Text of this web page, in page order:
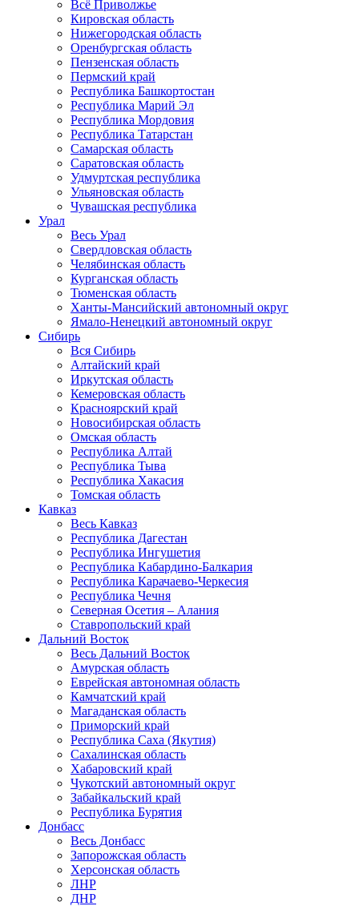
Всё Приволжье
Кировская область
Нижегородская область
Оренбургская область
Пензенская область
Пермский край
Республика Башкортостан
Республика Марий Эл
Республика Мордовия
Республика Татарстан
Самарская область
Саратовская область
Удмуртская республика
Ульяновская область
Чувашская республика
Урал
Весь Урал
Свердловская область
Челябинская область
Курганская область
Тюменская область
Ханты-Мансийский автономный округ
Ямало-Ненецкий автономный округ
Сибирь
Вся Сибирь
Алтайский край
Иркутская область
Кемеровская область
Красноярский край
Новосибирская область
Омская область
Республика Алтай
Республика Тыва
Республика Хакасия
Томская область
Кавказ
Весь Кавказ
Республика Дагестан
Республика Ингушетия
Республика Кабардино-Балкария
Республика Карачаево-Черкесия
Республика Чечня
Северная Осетия – Алания
Ставропольский край
Дальний Восток
Весь Дальний Восток
Амурская область
Еврейская автономная область
Камчатский край
Магаданская область
Приморский край
Республика Саха (Якутия)
Сахалинская область
Хабаровский край
Чукотский автономный округ
Забайкальский край
Республика Бурятия
Донбасс
Весь Донбасс
Запорожская область
Херсонская область
ЛНР
ДНР